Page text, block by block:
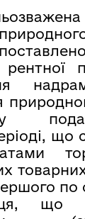
рентної
що
по
що